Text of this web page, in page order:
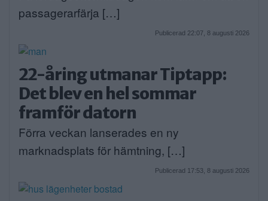
passagerarfärja […]
Publicerad 22:07, 8 augusti 2026
22-åring utmanar Tiptapp:
Det blev en hel sommar
framför datorn
Förra veckan lanserades en ny
marknadsplats för hämtning, […]
Publicerad 17:53, 8 augusti 2026